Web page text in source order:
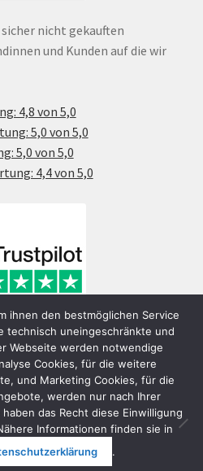
nicht gekauften
und Kunden auf die wir
4,8 von 5,0
5,0 von 5,0
5,0 von 5,0
4,4 von 5,0
Elektromobilität 2026
mit WooCommerce
ihnen den bestmöglichen Service
technisch uneingeschränkte und
Webseite werden notwendige
Cookies, für die weitere
und Marketing Cookies, für die
werden nur nach Ihrer
das Recht diese Einwilligung
Informationen finden sie in
.